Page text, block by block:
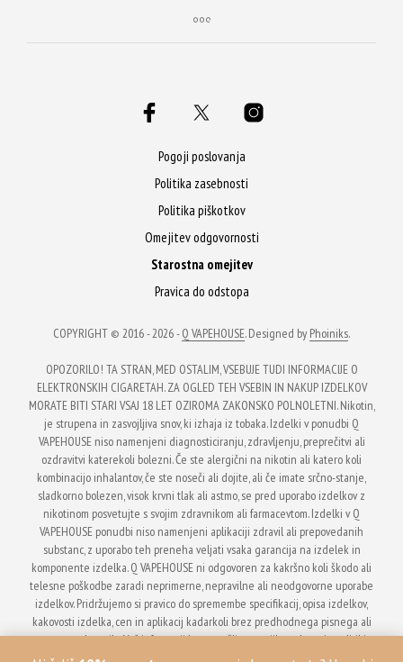
Pogoji poslovanja
Politika zasebnosti
Politika piškotkov
Omejitev odgovornosti
Starostna omejitev
Pravica do odstopa
COPYRIGHT © 2016 - 2026 -Q VAPEHOUSE. Designed by Phoiniks.
OPOZORILO! TA STRAN, MED OSTALIM, VSEBUJE TUDI INFORMACIJE O
ELEKTRONSKIH CIGARETAH. ZA OGLED TEH VSEBIN IN NAKUP IZDELKOV
MORATE BITI STARI VSAJ 18 LET OZIROMA ZAKONSKO POLNOLETNI. Nikotin,
je strupena in zasvojljiva snov, ki izhaja iz tobaka. Izdelki v ponudbi Q
VAPEHOUSE niso namenjeni diagnosticiranju, zdravljenju, preprečitvi ali
ozdravitvi katerekoli bolezni. Če ste alergični na nikotin ali katero koli
kombinacijo inhalantov, če ste noseči ali dojite, ali če imate srčno-stanje,
sladkorno bolezen, visok krvni tlak ali astmo, se pred uporabo izdelkov z
nikotinom posvetujte s svojim zdravnikom ali farmacevtom. Izdelki v Q
VAPEHOUSE ponudbi niso namenjeni aplikaciji zdravil ali prepovedanih
substanc, z uporabo teh preneha veljati vsaka garancija na izdelek in
komponente izdelka. Q VAPEHOUSE ni odgovoren za kakršno koli škodo ali
telesne poškodbe zaradi neprimerne, nepravilne ali neodgovorne uporabe
izdelkov. Pridržujemo si pravico do spremembe specifikacij, opisa izdelkov,
kakovosti izdelka, cen in aplikacij kadarkoli brez predhodnega pisnega ali
ustnega obvestila. Več informacij boste našli v pogojih poslovanja, politiki
zasebnosti in starostni omejitvi na zgornjih povezavah.